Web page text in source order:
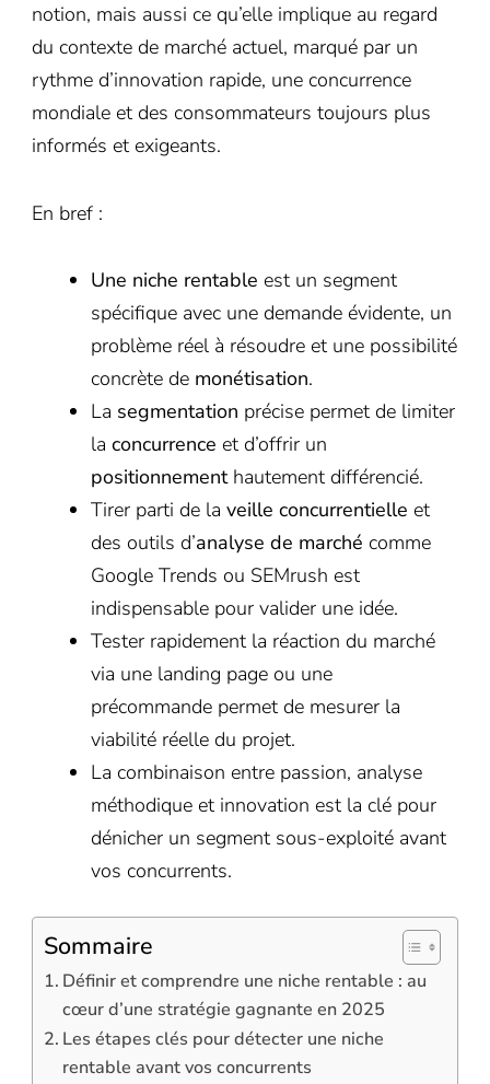
notion, mais aussi ce qu’elle implique au regard
du contexte de marché actuel, marqué par un
rythme d’innovation rapide, une concurrence
mondiale et des consommateurs toujours plus
informés et exigeants.
En bref :
Une niche rentable est un segment
spécifique avec une demande évidente, un
problème réel à résoudre et une possibilité
concrète de monétisation.
La segmentation précise permet de limiter
la concurrence et d’offrir un
positionnementhautement différencié.
Tirer parti de la veille concurrentielle et
des outils d’analyse de marché comme
Google Trends ou SEMrush est
indispensable pour valider une idée.
Tester rapidement la réaction du marché
via une landing page ou une
précommande permet de mesurer la
viabilité réelle du projet.
La combinaison entre passion, analyse
méthodique et innovation est la clé pour
dénicher un segment sous-exploité avant
vos concurrents.
Sommaire
Définir et comprendre une niche rentable : au
cœur d’une stratégie gagnante en 2025
Les étapes clés pour détecter une niche
rentable avant vos concurrents